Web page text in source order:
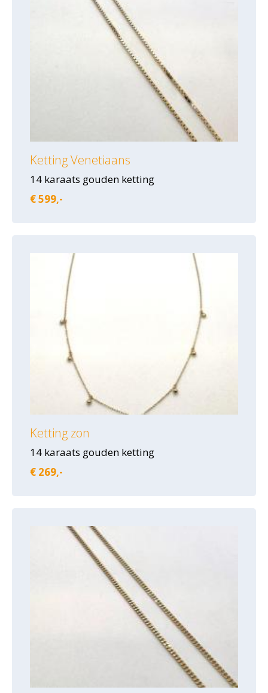
Ketting Venetiaans
14 karaats gouden ketting
€ 599,-
Ketting zon
14 karaats gouden ketting
€ 269,-